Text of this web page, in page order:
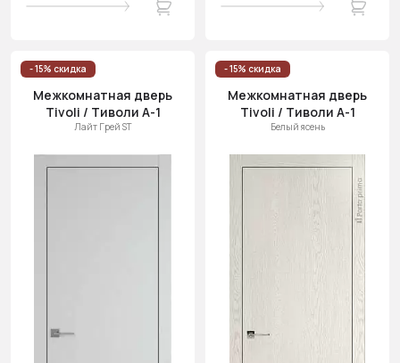
- 15% скидка
Межкомнатная дверь
Tivoli / Тиволи А-1
Лайт Грей ST
- 15% скидка
Межкомнатная дверь
Tivoli / Тиволи А-1
Белый ясень